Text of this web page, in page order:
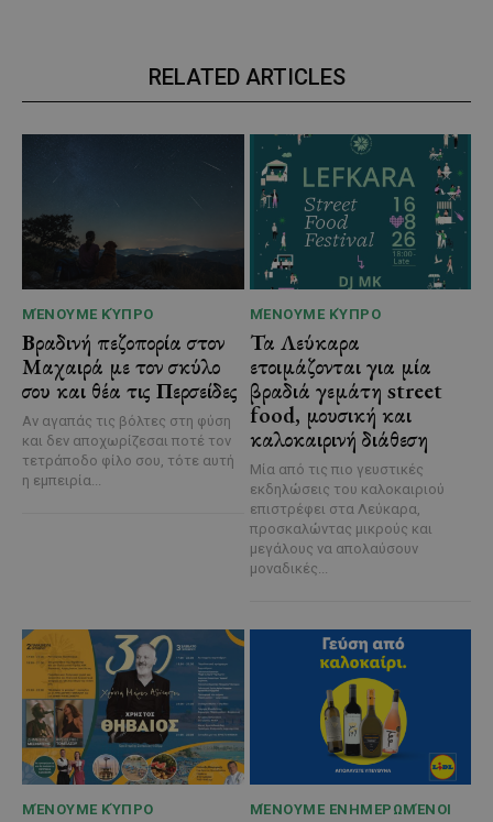
RELATED ARTICLES
ΜΈΝΟΥΜΕ ΚΎΠΡΟ
Βραδινή πεζοπορία στον
Μαχαιρά με τον σκύλο
σου και θέα τις Περσείδες
Αν αγαπάς τις βόλτες στη φύση
και δεν αποχωρίζεσαι ποτέ τον
τετράποδο φίλο σου, τότε αυτή
η εμπειρία...
ΜΈΝΟΥΜΕ ΚΎΠΡΟ
Τα Λεύκαρα
ετοιμάζονται για μία
βραδιά γεμάτη street
food, μουσική και
καλοκαιρινή διάθεση
Μία από τις πιο γευστικές
εκδηλώσεις του καλοκαιριού
επιστρέφει στα Λεύκαρα,
προσκαλώντας μικρούς και
μεγάλους να απολαύσουν
μοναδικές...
ΜΈΝΟΥΜΕ ΚΎΠΡΟ ΜΈΝΟΥΜΕ ΕΝΗΜΕΡΩΜΈΝΟΙ